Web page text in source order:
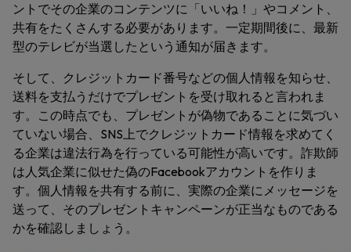
ントでその企業のコンテンツに「いいね！」やコメント、
共有をたくさんする必要があります。一定期間後に、最新
型のテレビが当選したという通知が届きます。
そして、クレジットカード番号などの個人情報を知らせ、
送料を支払うだけでプレゼントを受け取れると言われま
す。この時点でも、プレゼントが偽物であることに気づい
ていない場合、SNS上でクレジットカード情報を求めてく
る企業は違法行為を行っている可能性が高いです。詐欺師
は人気企業に似せた偽のFacebookアカウントを作りま
す。個人情報を共有する前に、実際の企業にメッセージを
送って、そのプレゼントキャンペーンが正当なものである
かを確認しましょう。